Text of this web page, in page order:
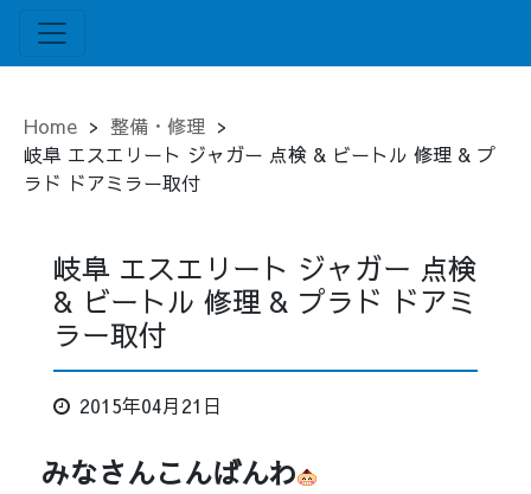
Home > 整備・修理 >
岐阜 エスエリート ジャガー 点検 & ビートル 修理 & プ
ラド ドアミラー取付
岐阜 エスエリート ジャガー 点検
& ビートル 修理 & プラド ドアミ
ラー取付
2015年04月21日
みなさんこんばんわ